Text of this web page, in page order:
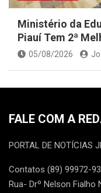
Ministério da
Piauí Tem 2ª
05/08/2026
FALE COM A
PORTAL DE NOTÍCIAS
Contatos (89) 99972-
Rua- Drº Nelson